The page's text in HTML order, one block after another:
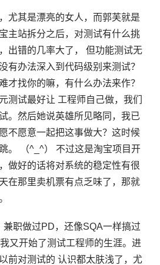
尤其是漂亮的女人，而郭芙就是
主站拆分之后，对测试有什么挑
出错的几率大了， 但功能测试无
有办法深入到代码级别来测试？
才找你的嘛，有什么办法来作？
测试最好让 工程师自己做，我们
。然后她说英雄所见略同，我已
不愿意一起把这事做大？这时候
。 （^_^） 不过这是淘宝项目开
做好的话将对系统的稳定性有很
在那里卖机票有点乏味了，那就
职做过PD，还像SQA一样搞过
又开始了测试工程师的生涯。进
前对测试的 认识都太肤浅了，尤